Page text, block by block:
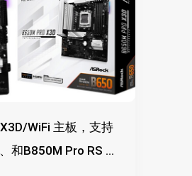
WiFi 主板，支持
和B850M Pro RS 几